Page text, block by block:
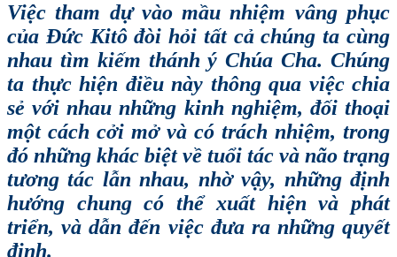
Việc tham dự vào mầu nhiệm vâng phục
của Đức Kitô đòi hỏi tất cả chúng ta cùng
nhau tìm kiếm thánh ý Chúa Cha. Chúng
ta thực hiện điều này thông qua việc chia
sẻ với nhau những kinh nghiệm, đối thoại
một cách cởi mở và có trách nhiệm, trong
đó những khác biệt về tuổi tác và não trạng
tương tác lẫn nhau, nhờ vậy, những định
hướng chung có thể xuất hiện và phát
triển, và dẫn đến việc đưa ra những quyết
định.